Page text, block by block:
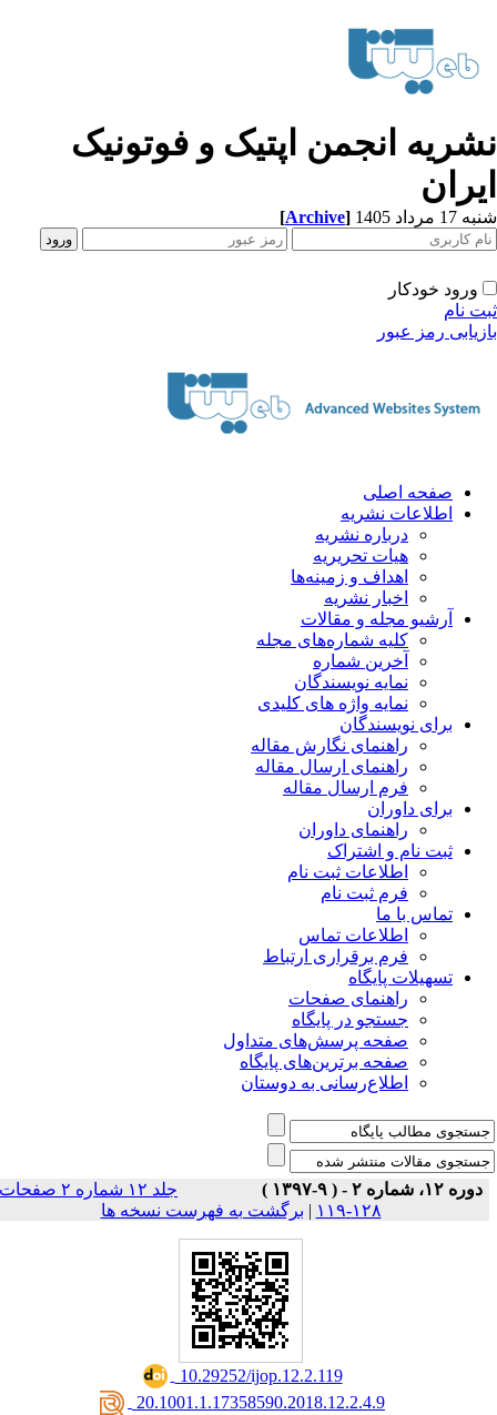
انجمن اپتیک و فوتونیک
مرداد 1405 [Archive]
ورود خودکار
نام
رمز عبور
صفحه اصلی
اطلاعات نشریه
درباره نشریه
هیات تحریریه
اهداف و زمینه‌ها
اخبار نشریه
آرشیو مجله و مقالات
کلیه شماره‌های مجله
آخرین شماره
نمایه نویسندگان
نمایه واژه های کلیدی
برای نویسندگان
راهنمای نگارش مقاله
راهنمای ارسال مقاله
فرم ارسال مقاله
برای داوران
راهنمای داوران
ثبت نام و اشتراک
اطلاعات ثبت نام
فرم ثبت نام
تماس با ما
اطلاعات تماس
فرم برقراری ارتباط
تسهیلات پایگاه
راهنمای صفحات
جستجو در پایگاه
صفحه پرسش‌های متداول
صفحه برترین‌های پایگاه
اطلاع‌رسانی به دوستان
دوره ۱۲، شماره ۲ - ( ۹-۱۳۹۷ )
جلد ۱۲ شماره ۲ صفحات
۱۲۸-۱۱۹
| برگشت به فهرست نسخه ها
‎ 10.29252/ijop.12.2.119
‎ 20.1001.1.17358590.2018.12.2.4.9